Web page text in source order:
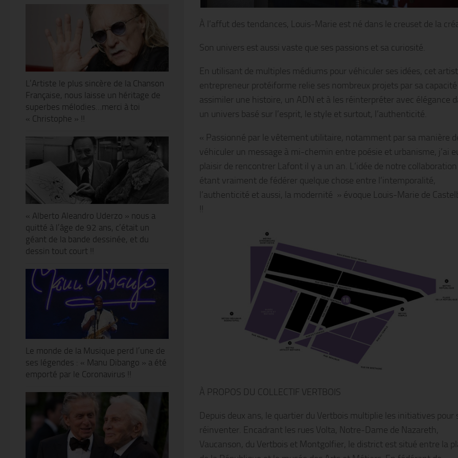
À l’affut des tendances, Louis-Marie est né dans le creuset de la
Son univers est aussi vaste que ses passions et sa curiosité.
En utilisant de multiples médiums pour véhiculer ses idées, cet
entrepreneur protéiforme relie ses nombreux projets par sa capacité
assimiler une histoire, un ADN et à les réinterpréter avec élégance
un univers basé sur l’esprit, le style et surtout, l’authenticité.
« Passionné par le vêtement utilitaire, notamment par sa manière
véhiculer un message à mi-chemin entre poésie et urbanisme, j’ai
plaisir de rencontrer Lafont il y a un an. L’idée de notre collaboration
étant vraiment de fédérer quelque chose entre l’intemporalité,
l’authenticité et aussi, la modernité » évoque Louis-Marie de
À PROPOS DU COLLECTIF VERTBOIS
Depuis deux ans, le quartier du Vertbois multiplie les initiatives pour
réinventer. Encadrant les rues Volta, Notre-Dame de Nazareth,
Vaucanson, du Vertbois et Montgolfier, le district est situé entre la
L’Artiste le plus sincère de la Chanson
Française, nous laisse un héritage de
superbes mélodies…merci à toi
« Christophe » !!
« Alberto Aleandro Uderzo » nous a
quitté à l’âge de 92 ans, c’était un
géant de la bande dessinée, et du
dessin tout court !!
Le monde de la Musique perd l’une de
ses légendes : « Manu Dibango » a été
emporté par le Coronavirus !!